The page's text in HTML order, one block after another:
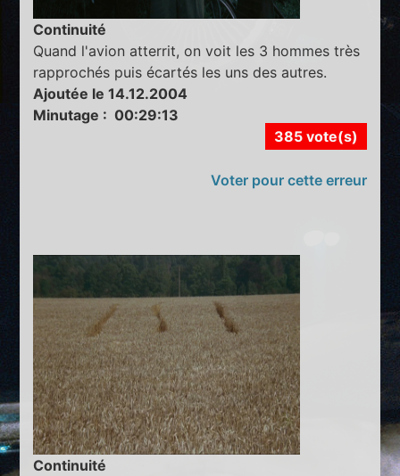
Continuité
Quand l'avion atterrit, on voit les 3 hommes très
rapprochés puis écartés les uns des autres.
Ajoutée le 14.12.2004
Minutage : 00:29:13
385 vote(s)
Voter pour cette erreur
Continuité